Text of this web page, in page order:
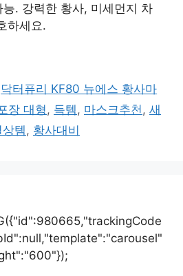
. 강력한 황사, 미세먼지 차
하세요.
닥터퓨리 KF80 뉴에스 황사마
장 대형 , 득템 , 마스크추천 , 새
상템 , 황사대비